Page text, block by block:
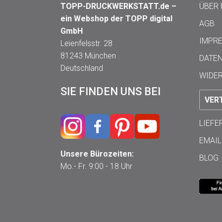
TOPP-DRUCKWERKSTATT.de –
ein Webshop der TOPP digital
GmbH
Leienfelsstr. 28
81243 München
Deutschland
SIE FINDEN UNS BEI
Unsere Bürozeiten:
Mo.- Fr. 9:00 - 18 Uhr
ÜBER
AGB
EMAIL
BLOG